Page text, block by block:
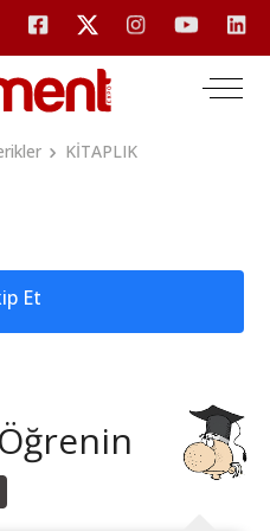
KİTAPLIK
Et